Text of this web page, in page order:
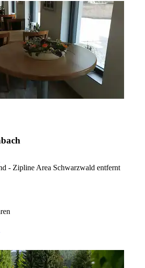
- Zipline Area Schwarzwald entfernt